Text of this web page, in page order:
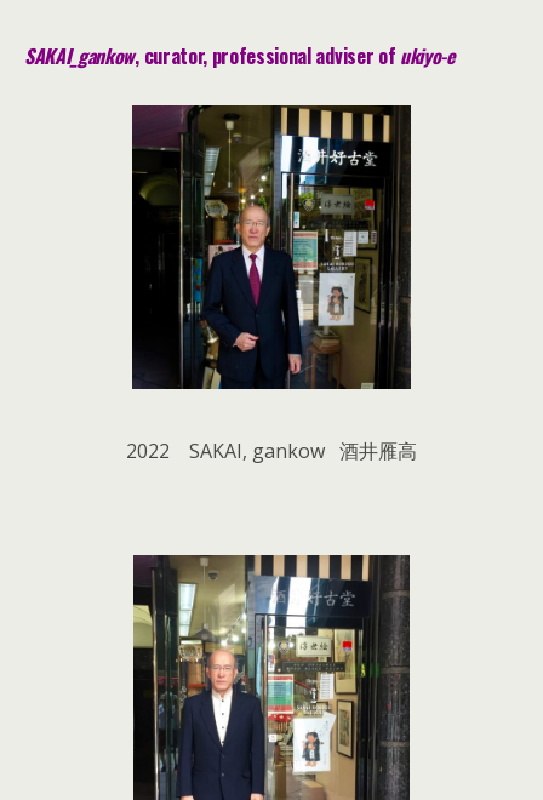
SAKAI_gankow, curator, professional adviser of ukiyo-e
2022 SAKAI, gankow 酒井雁高